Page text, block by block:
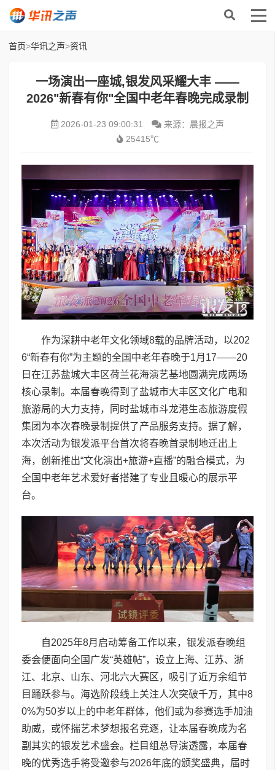
首页>华讯之声>资讯
一场演出一座城,银发风采耀大丰 ——
2026"新春有你"全国中老年春晚完成录制
2026-01-23 09:00:31
来源：晨报之声
25415℃
作为深耕中老年文化领域8载的品牌活动，以202
6“新春有你”为主题的全国中老年春晚于1月17——20
日在江苏盐城大丰区荷兰花海演艺基地圆满完成两场
核心录制。本届春晚得到了盐城市大丰区文化广电和
旅游局的大力支持，同时盐城市斗龙港生态旅游度假
集团为本次春晚录制提供了产品服务支持。据了解，
本次活动为银发派平台首次将春晚首录制地迁出上
海，创新推出“文化演出+旅游+直播”的融合模式，为
全国中老年艺术爱好者搭建了专业且暖心的展示平
台。
自2025年8月启动筹备工作以来，银发派春晚组
委会便面向全国广发“英雄帖”，设立上海、江苏、浙
江、北京、山东、河北六大赛区，吸引了近万余组节
目踊跃参与。海选阶段线上关注人次突破千万，其中8
0%为50岁以上的中老年群体，他们或为参赛选手加油
助威，或怀揣艺术梦想报名竞逐，让本届春晚成为名
副其实的银发艺术盛会。栏目组总导演透露，本届春
晚的优秀选手将受邀参与2026年底的颁奖盛典，届时